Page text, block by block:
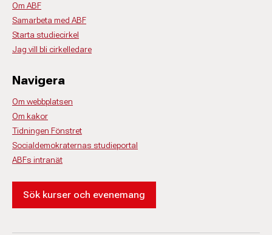
Om ABF
Samarbeta med ABF
Starta studiecirkel
Jag vill bli cirkelledare
Navigera
Om webbplatsen
Om kakor
Tidningen Fönstret
Socialdemokraternas studieportal
ABFs intranät
Sök kurser och evenemang